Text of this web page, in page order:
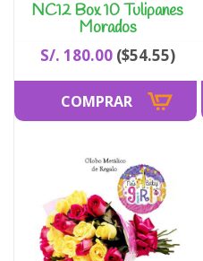
NC12 Box 10 Tulipanes
Morados
S/. 180.00($54.55)